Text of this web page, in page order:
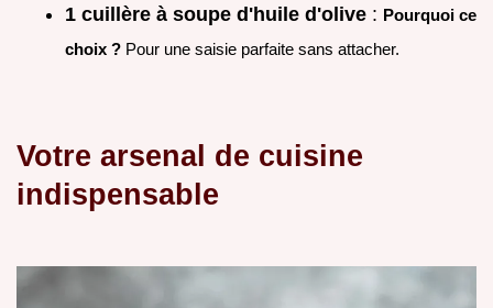
1 cuillère à soupe d'huile d'olive : Pourquoi ce
choix ? Pour une saisie parfaite sans attacher.
Votre arsenal de cuisine
indispensable